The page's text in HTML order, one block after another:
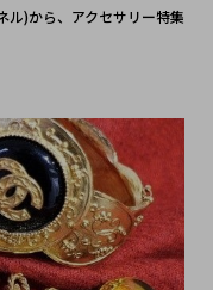
ル)から、アクセサリー特集